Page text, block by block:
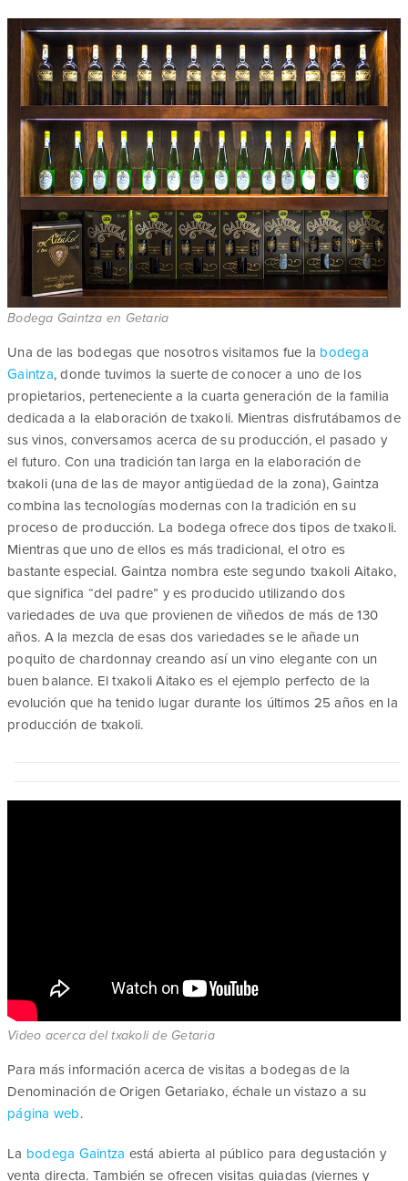
Bodega Gaintza en Getaria
Una de las bodegas que nosotros visitamos fue la bodega
Gaintza, donde tuvimos la suerte de conocer a uno de los
propietarios, perteneciente a la cuarta generación de la familia
dedicada a la elaboración de txakoli. Mientras disfrutábamos de
sus vinos, conversamos acerca de su producción, el pasado y
el futuro. Con una tradición tan larga en la elaboración de
txakoli (una de las de mayor antigüedad de la zona), Gaintza
combina las tecnologías modernas con la tradición en su
proceso de producción. La bodega ofrece dos tipos de txakoli.
Mientras que uno de ellos es más tradicional, el otro es
bastante especial. Gaintza nombra este segundo txakoli Aitako,
que significa “del padre” y es producido utilizando dos
variedades de uva que provienen de viñedos de más de 130
años. A la mezcla de esas dos variedades se le añade un
poquito de chardonnay creando así un vino elegante con un
buen balance. El txakoli Aitako es el ejemplo perfecto de la
evolución que ha tenido lugar durante los últimos 25 años en la
producción de txakoli.
Video acerca del txakoli de Getaria
Para más información acerca de visitas a bodegas de la
Denominación de Origen Getariako, échale un vistazo a su
página web.
La bodega Gaintza está abierta al público para degustación y
venta directa. También se ofrecen visitas guiadas (viernes y